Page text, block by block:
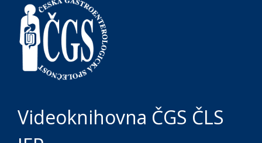
Videoknihovna ČGS ČLS